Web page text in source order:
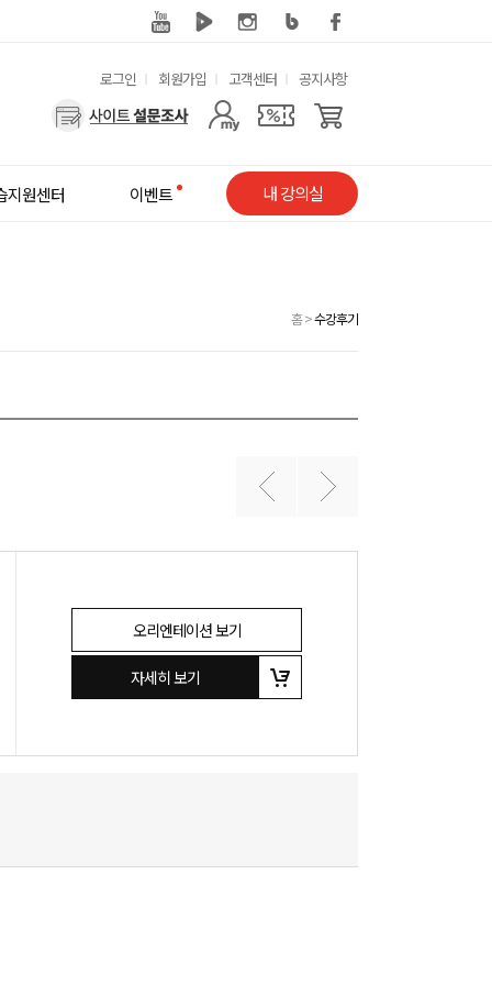
유
용
로그인 회원가입 고객센터 공지사항
사
메
지원센터 이벤트 내 강의실
홈>수강후기
오리엔테이션 보기
자세히 보기